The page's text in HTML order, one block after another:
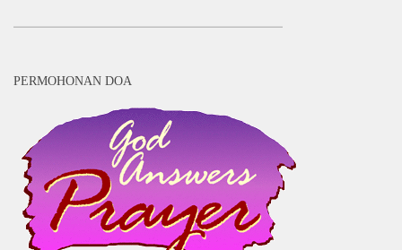
PERMOHONAN DOA